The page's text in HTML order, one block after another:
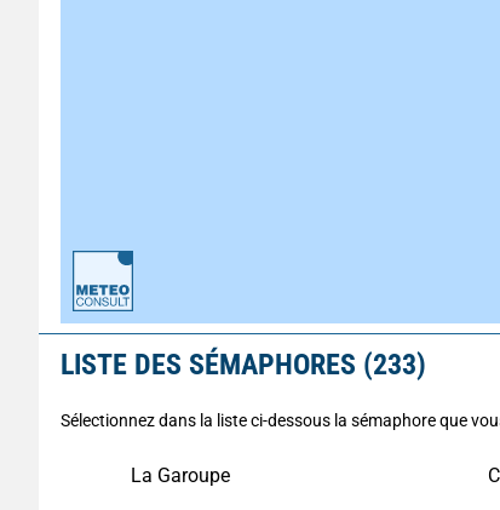
LISTE DES SÉMAPHORES (233)
Sélectionnez dans la liste ci-dessous la sémaphore que
La Garoupe